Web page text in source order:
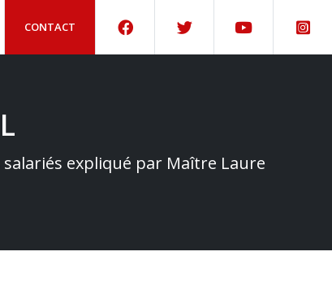
CONTACT
expliqué par Maître Laure